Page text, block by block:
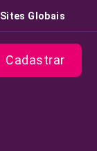
Sites Globais
Cadastrar